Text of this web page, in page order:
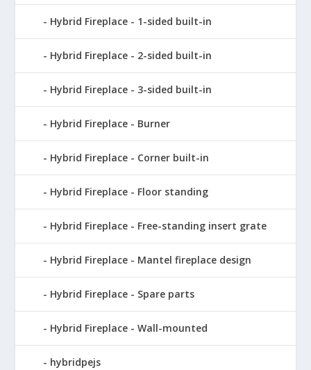
Hybrid Fireplace - 1-sided built-in
Hybrid Fireplace - 2-sided built-in
Hybrid Fireplace - 3-sided built-in
Hybrid Fireplace - Burner
Hybrid Fireplace - Corner built-in
Hybrid Fireplace - Floor standing
Hybrid Fireplace - Free-standing insert grate
Hybrid Fireplace - Mantel fireplace design
Hybrid Fireplace - Spare parts
Hybrid Fireplace - Wall-mounted
hybridpejs